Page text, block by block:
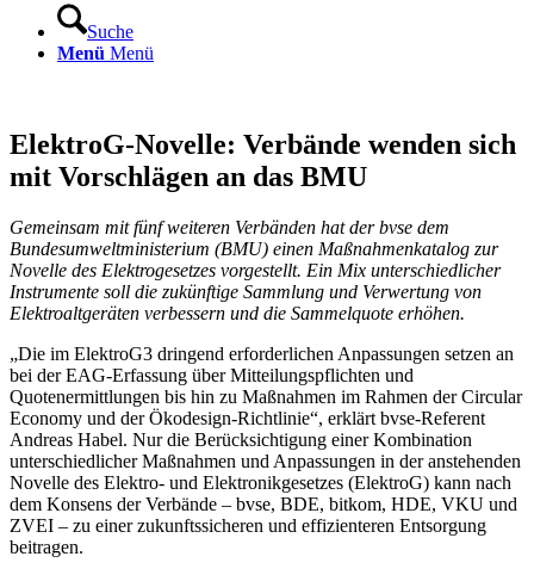
Suche
Menü Menü
ElektroG-Novelle: Verbände wenden sich
mit Vorschlägen an das BMU
Gemeinsam mit fünf weiteren Verbänden hat der bvse dem
Bundesumweltministerium (BMU) einen Maßnahmenkatalog zur
Novelle des Elektrogesetzes vorgestellt. Ein Mix unterschiedlicher
Instrumente soll die zukünftige Sammlung und Verwertung von
Elektroaltgeräten verbessern und die Sammelquote erhöhen.
„Die im ElektroG3 dringend erforderlichen Anpassungen setzen an
bei der EAG-Erfassung über Mitteilungspflichten und
Quotenermittlungen bis hin zu Maßnahmen im Rahmen der Circular
Economy und der Ökodesign-Richtlinie“, erklärt bvse-Referent
Andreas Habel. Nur die Berücksichtigung einer Kombination
unterschiedlicher Maßnahmen und Anpassungen in der anstehenden
Novelle des Elektro- und Elektronikgesetzes (ElektroG) kann nach
dem Konsens der Verbände – bvse, BDE, bitkom, HDE, VKU und
ZVEI – zu einer zukunftssicheren und effizienteren Entsorgung
beitragen.